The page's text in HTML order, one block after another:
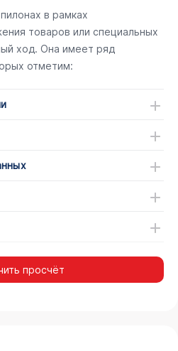
в рамках
товаров или специальных
ход. Она имеет ряд
отметим:
просчёт